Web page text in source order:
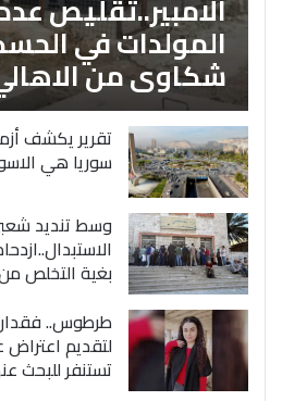
المولدات في
شكاوى من
تقرير يكشف
سوريا هي
وسط تنديد
بغية التخلص
طرطوس..
لتقديم اعتراض
تستنفر للبحث